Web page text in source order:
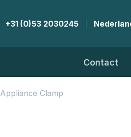
+31 (0)53 2030245 |
Contact
Appliance Clamp